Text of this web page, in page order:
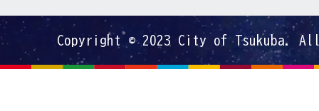
Copyright © 2023 City of Tsukuba.